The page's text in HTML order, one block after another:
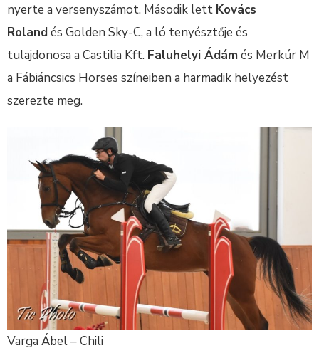
nyerte a versenyszámot. Második lett Kovács
Rolandés Golden Sky-C, a ló tenyésztője és
tulajdonosa a Castilia Kft. Faluhelyi Ádámés Merkúr M
a Fábiáncsics Horses színeiben a harmadik helyezést
szerezte meg.
Varga Ábel – Chili